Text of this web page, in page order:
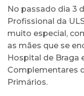
No passado dia 3
Profissional da
muito especial,
as mães que se
Hospital de Braga
Complementares
Primários.